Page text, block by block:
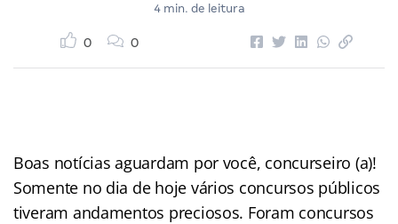
4 min. de leitura
0 0
Boas notícias aguardam por você, concurseiro (a)!
Somente no dia de hoje vários concursos públicos
tiveram andamentos preciosos. Foram concursos